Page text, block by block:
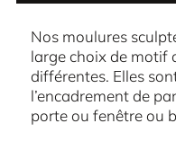
Nos moulures
large choix de motif
différentes. Elles
l’encadrement de
porte ou fenêtre ou